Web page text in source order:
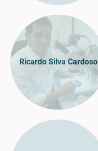
Ricardo Silva Cardoso